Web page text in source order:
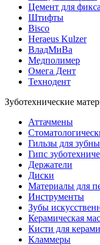
Цемент для
Штифты
Bisco
Heraeus Kulzer
ВладМиВа
Медполимер
Омега Дент
Технодент
Зуботехнические
Аттачмены
Гильзы для
Гипс
Держатели
Диски
Материалы для
Инструменты
Зубы
Керамическая
Кисти для
Кламмеры